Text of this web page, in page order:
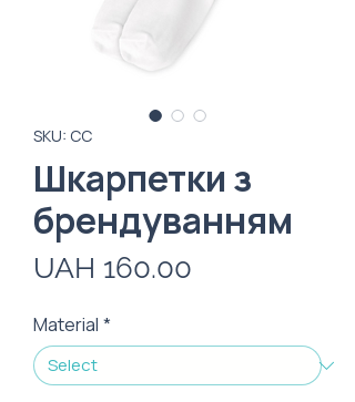
SKU: CC
Шкарпетки з
брендуванням
UAH 160.00
Material *